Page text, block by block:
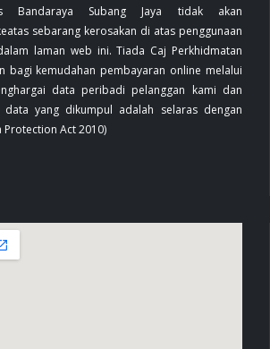
Bandaraya Subang Jaya tidak akan
sebarang kerosakan di atas penggunaan
laman web ini. Tiada Caj Perkhidmatan
bagi kemudahan pembayaran online melalui
data peribadi pelanggan kami dan
data yang dikumpul adalah selaras dengan
Protection Act 2010)